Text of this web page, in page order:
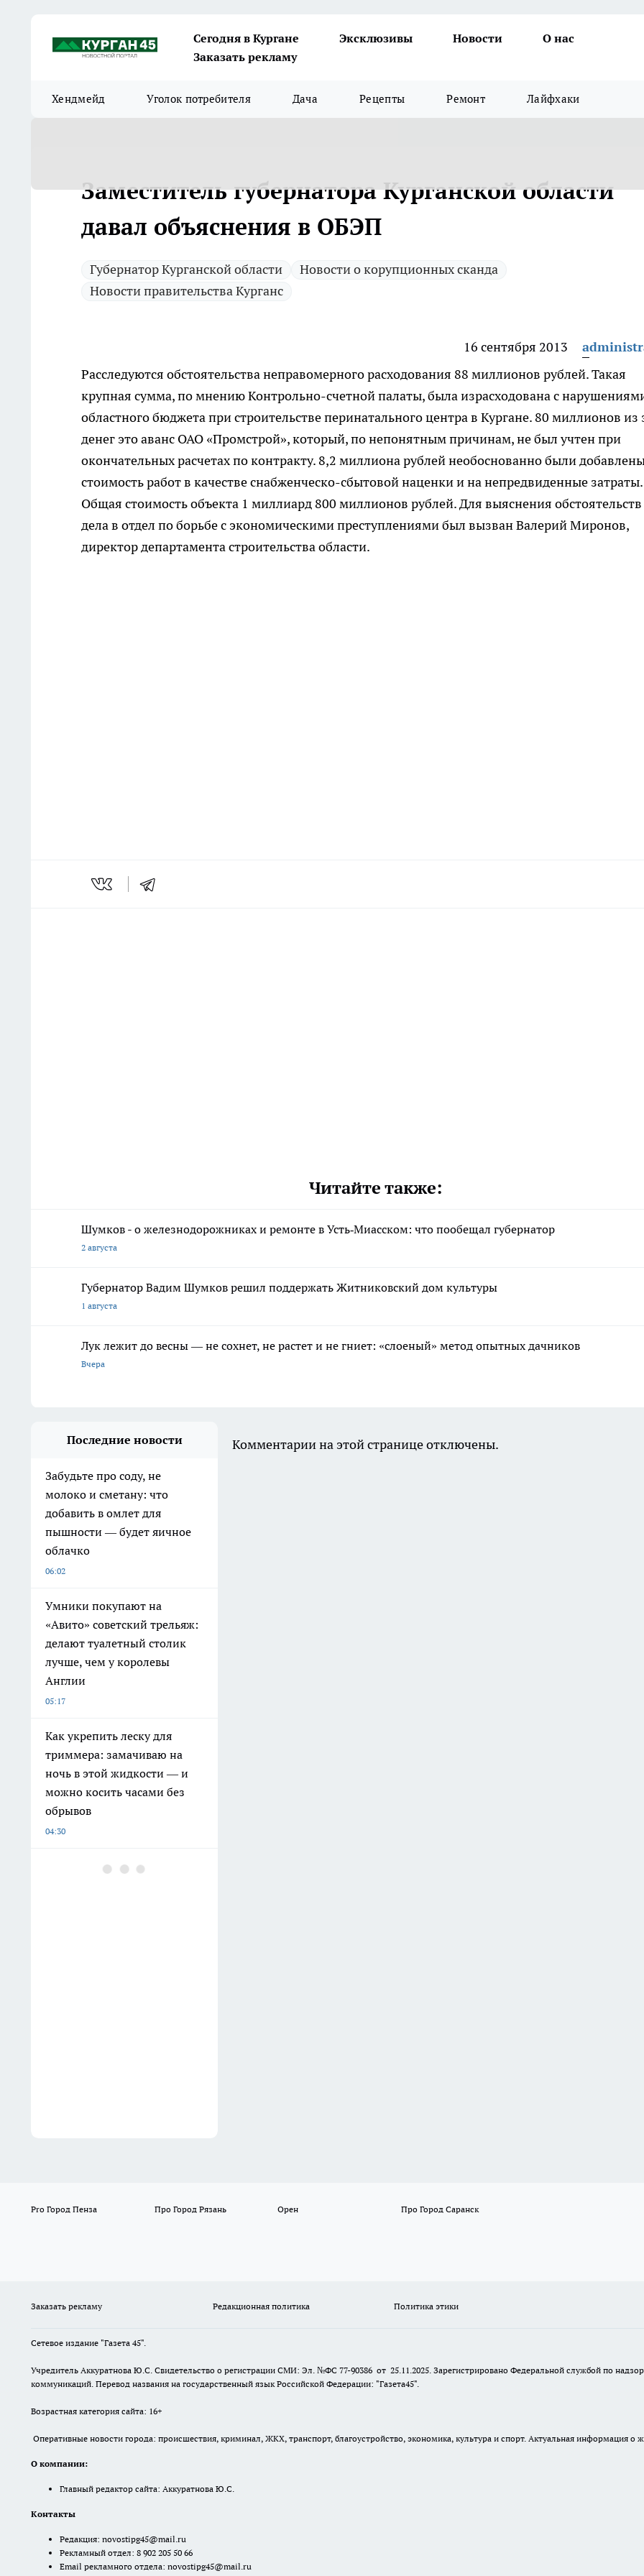
Сегодня в Кургане Эксклюзивы Новости
О нас
Заказать рекламу
Хендмейд Уголок потребителя Дача Рецепты Ремонт Лайфхаки
Заместитель губернатора Курганской области
давал объяснения в ОБЭП
Губернатор Курганской области
Новости о корупционных сканда
Новости правительства Курганс
16 сентября 2013
Расследуются обстоятельства неправомерного расходования 88 миллионов рублей.Такая
крупная сумма, по мнению Контрольно-счетной палаты, была израсходована с
областного бюджета при строительстве перинатального центра в Кургане. 80 миллионов из
денег это аванс ОАО «Промстрой», который, по непонятным причинам, не был учтен при
окончательных расчетах по контракту. 8,2 миллиона рублей необоснованно были
стоимость работ в качестве снабженческо-сбытовой наценки и на непредвиденные затраты.
Общая стоимость объекта 1 миллиард 800 миллионов рублей. Для выяснения обстоятельств
дела в отдел по борьбе с экономическими преступлениями был вызван Валерий Миронов,
директор департамента строительства области.
Читайте также:
Шумков - о железнодорожниках и ремонте в Усть‑Миасском: что пообещал губернатор
2 августа
Губернатор Вадим Шумков решил поддержать Житниковский дом культуры
1 августа
Лук лежит до весны — не сохнет, не растет и не гниет: «слоеный» метод опытных дачников
Вчера
Последние новости
Забудьте про соду, не
молоко и сметану: что
добавить в омлет для
пышности — будет яичное
облачко
06:02
Умники покупают на
«Авито» советский трельяж:
делают туалетный столик
лучше, чем у королевы
Англии
05:17
Как укрепить леску для
триммера: замачиваю на
ночь в этой жидкости — и
можно косить часами без
обрывов
04:30
Хоть режу репчатый лук,
Комментарии на этой странице отключены.
Pro Город Пенза Про Город Рязань Орен Про Город Саранск
Заказать рекламу Редакционная политика Политика этики
Сетевое издание "Газета 45".
Учредитель Аккуратнова Ю.С. Свидетельство о регистрации СМИ: Эл. №ФС 77-90386 от 25.11.2025. Зарегистрировано Федеральной службой по
коммуникаций. Перевод названия на государственный язык Российской Федерации: "Газета45".
Возрастная категория сайта: 16+
Оперативные новости города: происшествия, криминал, ЖКХ, транспорт, благоустройство, экономика, культура и спорт. Актуальная информация о
О компании:
Главный редактор сайта: Аккуратнова Ю.С.
Контакты
Редакция: novostipg45@mail.ru
Рекламный отдел: 8 902 205 50 66
Email рекламного отдела: novostipg45@mail.ru